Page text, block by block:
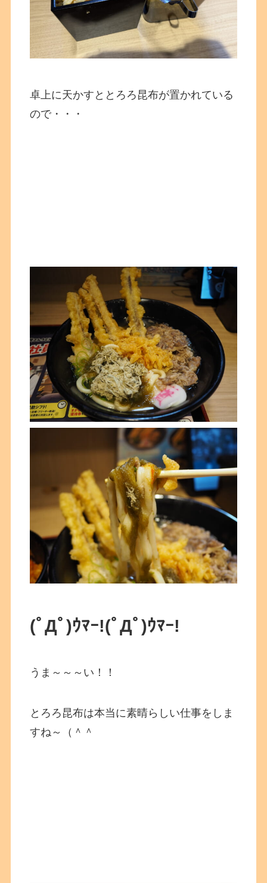
卓上に天かすととろろ昆布が置かれている
ので・・・
(ﾟДﾟ)ｳﾏｰ!(ﾟДﾟ)ｳﾏｰ!
うま～～～い！！
とろろ昆布は本当に素晴らしい仕事をしま
すね～（＾＾